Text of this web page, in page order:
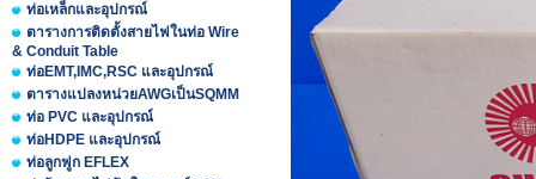
ท่อเหล็กและอุปกรณ์
ตารางการติดตั้งสายไฟในท่อ Wire
& Conduit Table
ท่อEMT,IMC,RSC และอุปกรณ์
ตารางแปลงหน่วยAWGเป็นSQMM
ท่อ PVC และอุปกรณ์
ท่อHDPE และอุปกรณ์
ท่อลูกฟูก EFLEX